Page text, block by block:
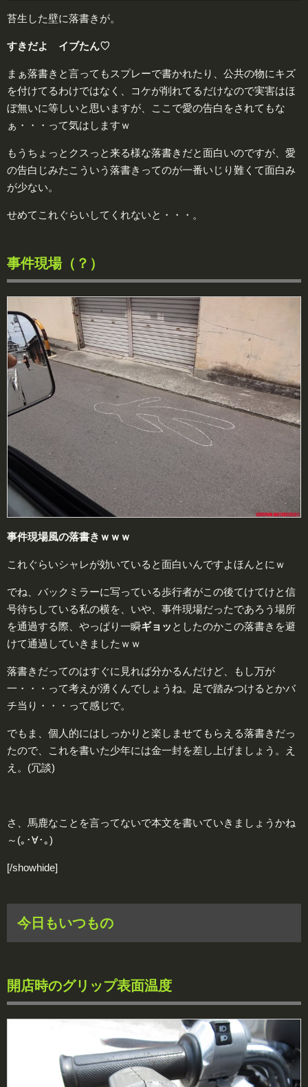
苔生した壁に落書きが。
すきだよ イブたん♡
まぁ落書きと言ってもスプレーで書かれたり、公共の物にキズ
を付けてるわけではなく、コケが削れてるだけなので実害はほ
ぼ無いに等しいと思いますが、ここで愛の告白をされてもな
ぁ・・・って気はしますｗ
もうちょっとクスっと来る様な落書きだと面白いのですが、愛
の告白じみたこういう落書きってのが一番いじり難くて面白み
が少ない。
せめてこれぐらいしてくれないと・・・。
事件現場（？）
事件現場風の落書きｗｗｗ
これぐらいシャレが効いていると面白いんですよほんとにｗ
でね、バックミラーに写っている歩行者がこの後てけてけと信
号待ちしている私の横を、いや、事件現場だったであろう場所
を通過する際、やっぱり一瞬ギョッ としたのかこの落書きを避
けて通過していきましたｗｗ
落書きだってのはすぐに見れば分かるんだけど、もし万が
一・・・って考えが湧くんでしょうね。足で踏みつけるとかバ
チ当り・・・って感じで。
でもま、個人的にはしっかりと楽しませてもらえる落書きだっ
たので、これを書いた少年には金一封を差し上げましょう。え
え。(冗談)
さ、馬鹿なことを言ってないで本文を書いていきましょうかね
～(｡･∀･｡)
[/showhide]
今日もいつもの
開店時のグリップ表面温度